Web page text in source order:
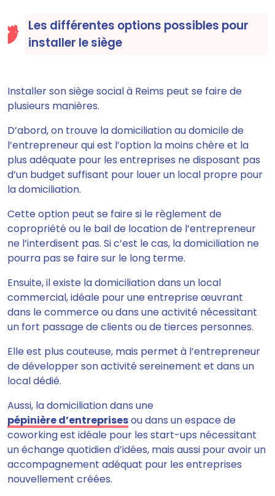
Les différentes options possibles pour
installer le siège
Installer son siège social à Reims peut se faire de
plusieurs manières.
D’abord, on trouve la domiciliation au domicile de
l’entrepreneur qui est l’option la moins chère et la
plus adéquate pour les entreprises ne disposant pas
d’un budget suffisant pour louer un local propre pour
la domiciliation.
Cette option peut se faire si le règlement de
copropriété ou le bail de location de l’entrepreneur
ne l’interdisent pas. Si c’est le cas, la domiciliation ne
pourra pas se faire sur le long terme.
Ensuite, il existe la domiciliation dans un local
commercial, idéale pour une entreprise œuvrant
dans le commerce ou dans une activité nécessitant
un fort passage de clients ou de tierces personnes.
Elle est plus couteuse, mais permet à l’entrepreneur
de développer son activité sereinement et dans un
local dédié.
Aussi, la domiciliation dans une
pépinière d’entreprisesou dans un espace de
coworking est idéale pour les start-ups nécessitant
un échange quotidien d’idées, mais aussi pour avoir un
accompagnement adéquat pour les entreprises
nouvellement créées.